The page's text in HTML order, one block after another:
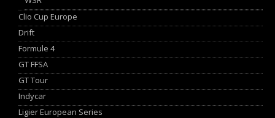
Clio Cup Europe
Drift
Formule 4
GT FFSA
GT Tour
Indycar
Ligier European Series